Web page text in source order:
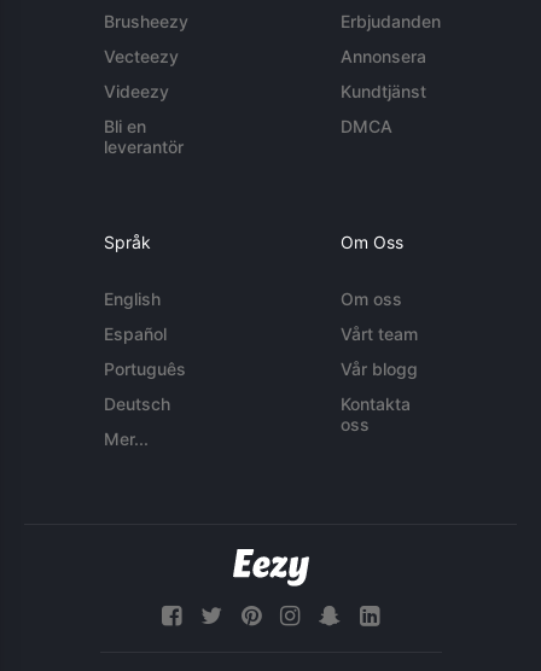
Brusheezy
Vecteezy
Videezy
Bli en
leverantör
Erbjudanden
Annonsera
Kundtjänst
DMCA
Språk
English
Español
Português
Deutsch
Mer...
Om Oss
Om oss
Vårt team
Vår blogg
Kontakta
oss